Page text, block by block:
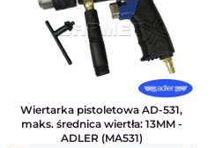
Wiertarka pistoletowa AD-531,
maks. średnica wiertła: 13MM -
ADLER (MA531)